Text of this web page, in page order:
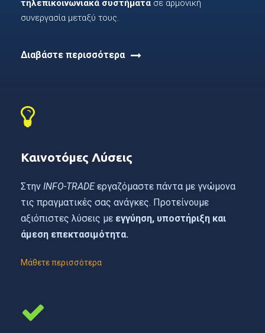
τηλεπικοινωνιακά συστήματα σε αρμονική
συνεργασία μεταξύ τους.
Διαβάστε περισσότερα
Καινοτόμες Λύσεις
Στην INFO-TRADEεργαζόμαστε πάντα με γνώμονα
τις πραγματικές σας ανάγκες. Προτείνουμε
αξιόπιστες λύσεις με εγγύηση, υποστήριξη και
άμεση επεκτασιμότητα.
Μάθετε περισσότερα